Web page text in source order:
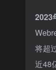
2023
将超
近48